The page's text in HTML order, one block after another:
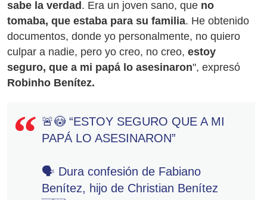
sabe la verdad . Era un joven sano, que no
tomaba, que estaba para su familia. He obtenido
documentos, donde yo personalmente, no quiero
culpar a nadie, pero yo creo, no creo, estoy
seguro, que a mi papá lo asesinaron", expresó
Robinho Benítez.
🚨😳 “ESTOY SEGURO QUE A MI
PAPÁ LO ASESINARON”
🗣️ Dura confesión de Fabiano
Benítez, hijo de Christian Benítez